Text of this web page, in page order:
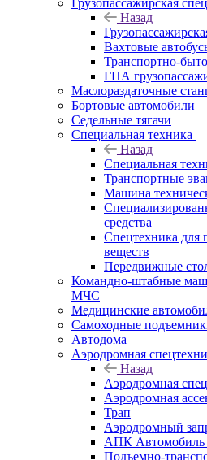
Грузопассажирская
Назад
Вахтовые
Транспортно-
ГПА
Маслораздаточные
Бортовые автомобили
Седельные тягачи
Специальная техника
Назад
Специальная
Транспортные
Машина
средства
Спецтехника для
веществ
Передвижные
Командно-штабные
МЧС
Медицинские
Самоходные
Автодома
Аэродромная
Назад
Аэродромная
Аэродромная
Трап
Аэродромный
АПК Автомобиль
Подъемно-